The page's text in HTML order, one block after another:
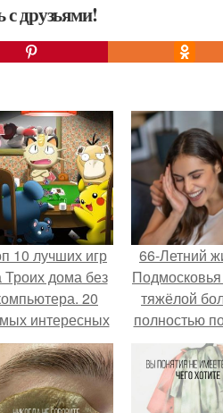
с друзьями!
10 лучших игр
Троих дома без
20
интересных
для компании
66-Летний
тяжёлой
полностью
решил
интимную